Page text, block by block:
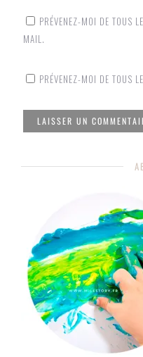
PRÉVENEZ-MOI DE TOUS
MAIL.
PRÉVENEZ-MOI DE TOUS